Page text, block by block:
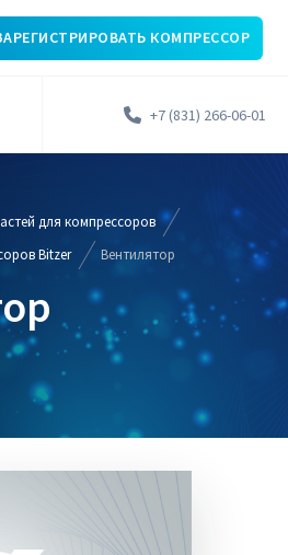
КОМПРЕССОР
+7 (831) 266-06-01
для компрессоров
Bitzer
Вентилятор